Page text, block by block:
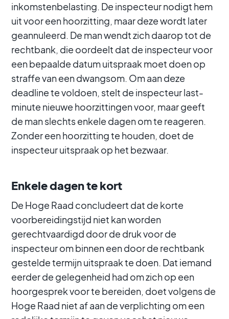
inkomstenbelasting. De inspecteur nodigt hem
uit voor een hoorzitting, maar deze wordt later
geannuleerd. De man wendt zich daarop tot de
rechtbank, die oordeelt dat de inspecteur voor
een bepaalde datum uitspraak moet doen op
straffe van een dwangsom. Om aan deze
deadline te voldoen, stelt de inspecteur last-
minute nieuwe hoorzittingen voor, maar geeft
de man slechts enkele dagen om te reageren.
Zonder een hoorzitting te houden, doet de
inspecteur uitspraak op het bezwaar.
Enkele dagen te kort
De Hoge Raad concludeert dat de korte
voorbereidingstijd niet kan worden
gerechtvaardigd door de druk voor de
inspecteur om binnen een door de rechtbank
gestelde termijn uitspraak te doen. Dat iemand
eerder de gelegenheid had om zich op een
hoorgesprek voor te bereiden, doet volgens de
Hoge Raad niet af aan de verplichting om een